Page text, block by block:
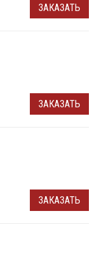
ЗАКАЗАТЬ
ЗАКАЗАТЬ
ЗАКАЗАТЬ